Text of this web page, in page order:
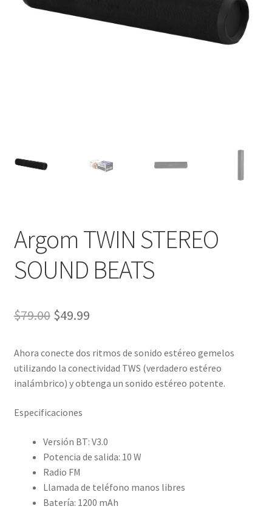
Argom TWIN STEREO
SOUND BEATS
$79.00 El
original
era:
$49.99El
actual
es:
Ahora conecte dos ritmos de sonido estéreo gemelos
utilizando la conectividad TWS (verdadero estéreo
inalámbrico) y obtenga un sonido estéreo potente.
Especificaciones
Versión BT: V3.0
Potencia de salida: 10 W
Radio FM
Llamada de teléfono manos libres
Batería: 1200 mAh